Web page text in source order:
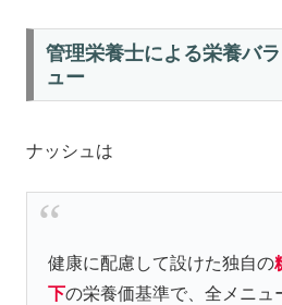
管理栄養士による栄養バ
ュー
ナッシュは
健康に配慮して設けた独自の
下の栄養価基準で、全メニュ